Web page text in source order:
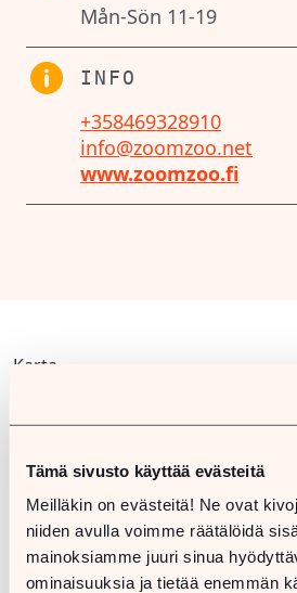
Tämä sivusto käyttää evästeitä
Meilläkin on evästeitä! Ne ovat
niiden avulla voimme räätälöidä
mainoksiamme juuri sinua
ominaisuuksia ja tietää enemmän
Mån-Sön 11-19
INFO
+358469328910
info@zoomzoo.net
www.zoomzoo.fi
Karta